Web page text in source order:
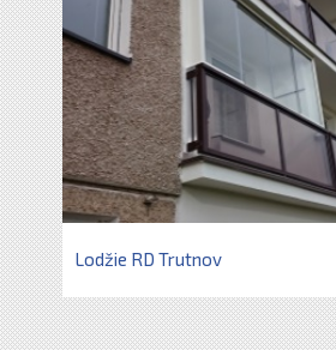
Lodžie RD Trutnov